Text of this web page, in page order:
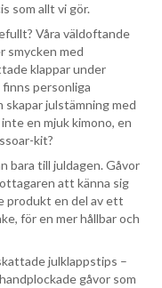
som allt vi gör.
Våra väldoftande
smycken med
klappar under
personliga
julstämning med
en mjuk kimono, en
kit?
bara till juldagen. Gåvor
att känna sig
produkt en del av ett
för en mer hållbar och
julklappstips –
gåvor som